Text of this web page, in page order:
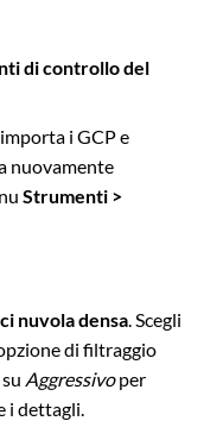
di controllo del
i GCP e
nuovamente
Strumenti >
nuvola densa. Scegli
di filtraggio
Aggressivoper
i dettagli.